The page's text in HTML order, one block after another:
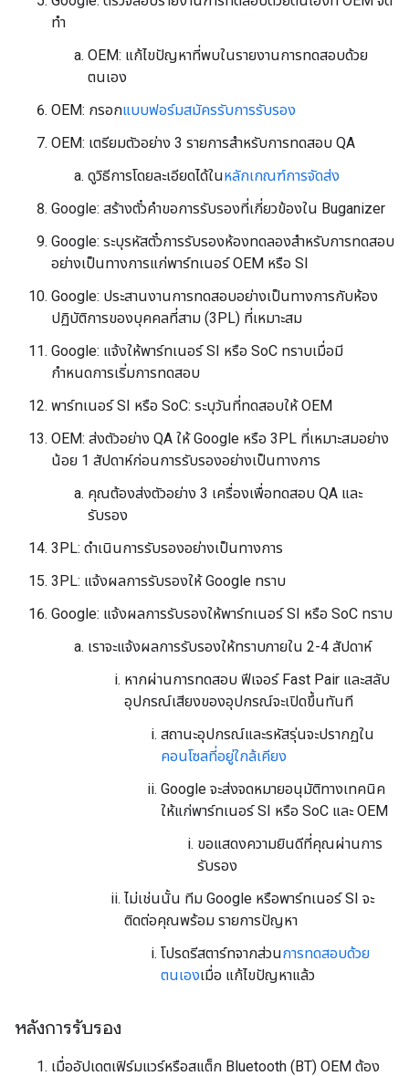
ทำ
OEM: แก้ไขปัญหาที่พบในรายงานการทดสอบด้วย
ตนเอง
OEM: กรอกแบบฟอร์มสมัครรับการรับรอง
OEM: เตรียมตัวอย่าง 3 รายการสำหรับการทดสอบ QA
ดูวิธีการโดยละเอียดได้ในหลักเกณฑ์การจัดส่ง
Google: สร้างตั๋วคำขอการรับรองที่เกี่ยวข้องใน Buganizer
Google: ระบุรหัสตั๋วการรับรองห้องทดลองสำหรับการทดสอบ
อย่างเป็นทางการแก่พาร์ทเนอร์ OEM หรือ SI
Google: ประสานงานการทดสอบอย่างเป็นทางการกับห้อง
ปฏิบัติการของบุคคลที่สาม (3PL) ที่เหมาะสม
Google: แจ้งให้พาร์ทเนอร์ SI หรือ SoC ทราบเมื่อมี
กำหนดการเริ่มการทดสอบ
พาร์ทเนอร์ SI หรือ SoC: ระบุวันที่ทดสอบให้ OEM
OEM: ส่งตัวอย่าง QA ให้ Google หรือ 3PL ที่เหมาะสมอย่าง
น้อย 1 สัปดาห์ก่อนการรับรองอย่างเป็นทางการ
คุณต้องส่งตัวอย่าง 3 เครื่องเพื่อทดสอบ QA และ
รับรอง
3PL: ดำเนินการรับรองอย่างเป็นทางการ
3PL: แจ้งผลการรับรองให้ Google ทราบ
Google: แจ้งผลการรับรองให้พาร์ทเนอร์ SI หรือ SoC ทราบ
เราจะแจ้งผลการรับรองให้ทราบภายใน 2-4 สัปดาห์
หากผ่านการทดสอบ ฟีเจอร์ Fast Pair และสลับ
อุปกรณ์เสียงของอุปกรณ์จะเปิดขึ้นทันที
สถานะอุปกรณ์และรหัสรุ่นจะปรากฏใน
คอนโซลที่อยู่ใกล้เคียง
Google จะส่งจดหมายอนุมัติทางเทคนิค
ให้แก่พาร์ทเนอร์ SI หรือ SoC และ OEM
ขอแสดงความยินดีที่คุณผ่านการ
รับรอง
ไม่เช่นนั้น ทีม Google หรือพาร์ทเนอร์ SI จะ
ติดต่อคุณพร้อม รายการปัญหา
โปรดรีสตาร์ทจากส่วนการทดสอบด้วย
ตนเองเมื่อ แก้ไขปัญหาแล้ว
หลังการรับรอง
เมื่ออัปเดตเฟิร์มแวร์หรือสแต็ก Bluetooth (BT) OEM ต้อง